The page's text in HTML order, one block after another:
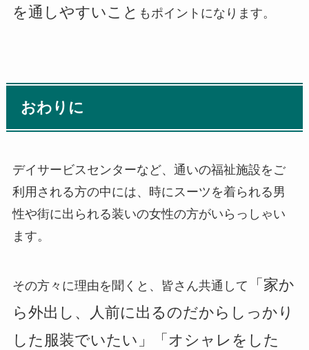
を通しやすいこと もポイントになります。
おわりに
デイサービスセンターなど、通いの福祉施設をご
利用される方の中には、時にスーツを着られる男
性や街に出られる装いの女性の方がいらっしゃい
ます。
その方々に理由を聞くと、皆さん共通して
「家か
ら外出し、人前に出るのだからしっかり
した服装でいたい」「オシャレをした